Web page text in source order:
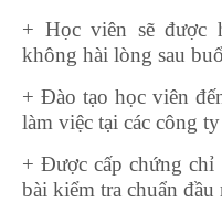
+ Học viên sẽ được
không hài lòng sau
+ Đào tạo học viên
làm việc tại các công ty
+ Được cấp chứng
bài kiểm tra chuẩn đầu